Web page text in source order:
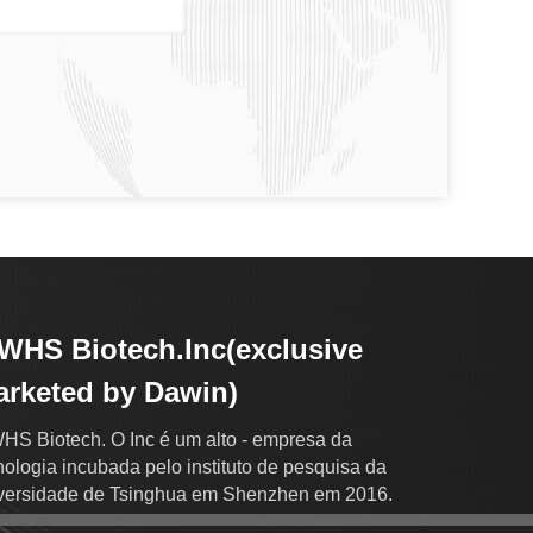
Biotech.Inc(exclusive
by Dawin)
Biotech. O Inc é um alto - empresa da
incubada pelo instituto de pesquisa da
de Tsinghua em Shenzhen em 2016.